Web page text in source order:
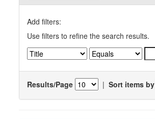
Add filters:
Use filters to refine the search results.
Results/Page | Sort items by